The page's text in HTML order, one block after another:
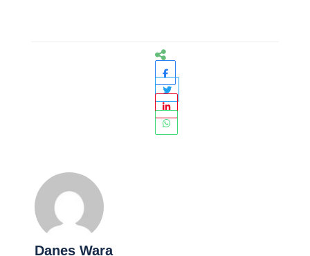
Danes Wara